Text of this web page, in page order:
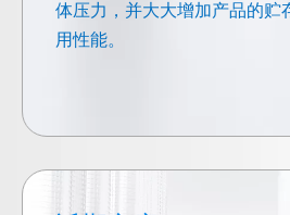
体压力，并大大增加产品的贮
用性能。